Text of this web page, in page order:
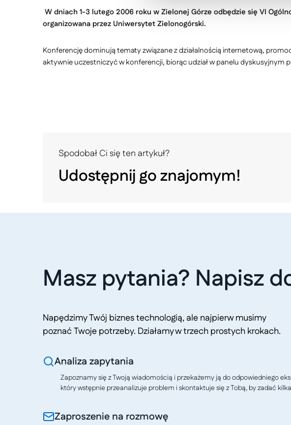
W dniach 1-3 lutego 2006 roku w Zielonej Górze odbędzie się VI
organizowana przez Uniwersytet Zielonogórski.
Konferencję dominują tematy związane z działalnością internetową,
aktywnie uczestniczyć w konferencji, biorąc udział w panelu
Spodobał Ci się ten artykuł?
Udostępnij go znajomym!
Masz pytania? Napisz
Napędzimy Twój biznes technologią, ale najpierw musimy
poznać Twoje potrzeby. Działamy w trzech prostych krokach.
Analiza zapytania
Zapoznamy się z Twoją wiadomością i przekażemy ją do odpowiedniego
który wstępnie przeanalizuje problem i skontaktuje się z Tobą, by zadać
Zaproszenie na rozmowę